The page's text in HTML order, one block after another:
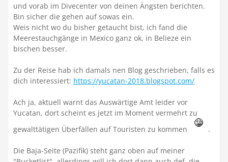
und vorab im Divecenter von deinen Ängsten berichten.
Bin sicher die gehen auf sowas ein.
Weis nicht wo du bisher getaucht bist, ich fand die
Meerestauchgänge in Mexico ganz ok, in Belieze ein
bischen besser.
Zu der Reise hab ich damals nen Blog geschrieben, falls es
dich interessiert: https://yucatan-2018.blogspot.com/
Ach ja, aktuell warnt das Auswärtige Amt leider vor
Yucatan, dort scheint es jetzt im Moment vermehrt zu
gewalttätigen Überfällen auf Touristen zu kommen
.
Die Baja-Seite (Pazifik) steht ganz oben auf meiner